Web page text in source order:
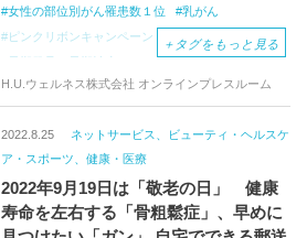
女性の部位別がん罹患数１位
乳がん
ピンクリボンキャンペーン
乳がん啓発
郵送検査キット
子宮頸がん
大腸がん
＋ タグをもっと見る
H.U.ウェルネス株式会社 オンラインプレスルーム
2022.8.25
ネットサービス、ビューティ・ヘルスケ
ア・スポーツ、健康・医療
2022年9月19日は「敬老の日」 健康
寿命を左右する「骨粗鬆症」、早めに